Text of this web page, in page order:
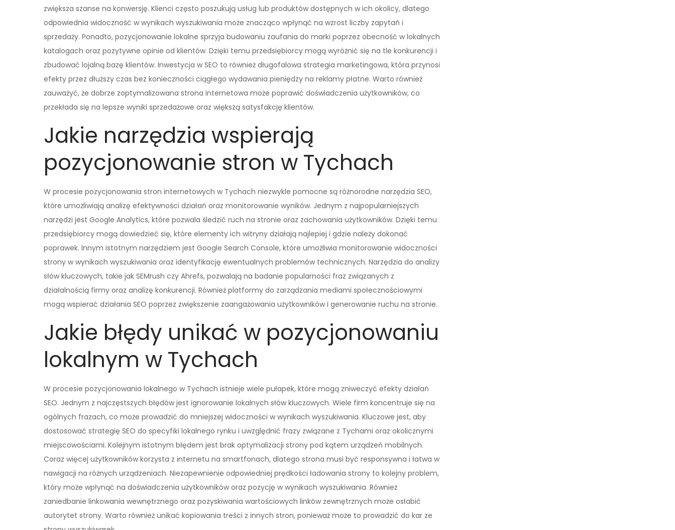
zwiększa szanse na konwersję. Klienci często poszukują usług lub produktów dostępnych w ich okolicy, dlatego
odpowiednia widoczność w wynikach wyszukiwania może znacząco wpłynąć na wzrost liczby zapytań i
sprzedaży. Ponadto, pozycjonowanie lokalne sprzyja budowaniu zaufania do marki poprzez obecność w lokalnych
katalogach oraz pozytywne opinie od klientów. Dzięki temu przedsiębiorcy mogą wyróżnić się na tle konkurencji i
zbudować lojalną bazę klientów. Inwestycja w SEO to również długofalowa strategia marketingowa, która przynosi
efekty przez dłuższy czas bez konieczności ciągłego wydawania pieniędzy na reklamy płatne. Warto również
zauważyć, że dobrze zoptymalizowana strona internetowa może poprawić doświadczenia użytkowników, co
przekłada się na lepsze wyniki sprzedażowe oraz większą satysfakcję klientów.
Jakie narzędzia wspierają
pozycjonowanie stron w Tychach
W procesie pozycjonowania stron internetowych w Tychach niezwykle pomocne są różnorodne narzędzia SEO,
które umożliwiają analizę efektywności działań oraz monitorowanie wyników. Jednym z najpopularniejszych
narzędzi jest Google Analytics, które pozwala śledzić ruch na stronie oraz zachowania użytkowników. Dzięki temu
przedsiębiorcy mogą dowiedzieć się, które elementy ich witryny działają najlepiej i gdzie należy dokonać
poprawek. Innym istotnym narzędziem jest Google Search Console, które umożliwia monitorowanie widoczności
strony w wynikach wyszukiwania oraz identyfikację ewentualnych problemów technicznych. Narzędzia do analizy
słów kluczowych, takie jak SEMrush czy Ahrefs, pozwalają na badanie popularności fraz związanych z
działalnością firmy oraz analizę konkurencji. Również platformy do zarządzania mediami społecznościowymi
mogą wspierać działania SEO poprzez zwiększenie zaangażowania użytkowników i generowanie ruchu na stronie.
Jakie błędy unikać w pozycjonowaniu
lokalnym w Tychach
W procesie pozycjonowania lokalnego w Tychach istnieje wiele pułapek, które mogą zniweczyć efekty działań
SEO. Jednym z najczęstszych błędów jest ignorowanie lokalnych słów kluczowych. Wiele firm koncentruje się na
ogólnych frazach, co może prowadzić do mniejszej widoczności w wynikach wyszukiwania. Kluczowe jest, aby
dostosować strategię SEO do specyfiki lokalnego rynku i uwzględnić frazy związane z Tychami oraz okolicznymi
miejscowościami. Kolejnym istotnym błędem jest brak optymalizacji strony pod kątem urządzeń mobilnych.
Coraz więcej użytkowników korzysta z internetu na smartfonach, dlatego strona musi być responsywna i łatwa w
nawigacji na różnych urządzeniach. Niezapewnienie odpowiedniej prędkości ładowania strony to kolejny problem,
który może wpłynąć na doświadczenia użytkowników oraz pozycję w wynikach wyszukiwania. Również
zaniedbanie linkowania wewnętrznego oraz pozyskiwania wartościowych linków zewnętrznych może osłabić
autorytet strony. Warto również unikać kopiowania treści z innych stron, ponieważ może to prowadzić do kar ze